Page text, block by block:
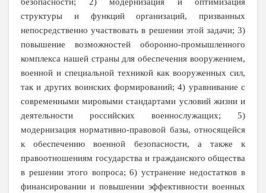
структуры и функций организаций, призванных
непосредственно участвовать в решении этой задачи; 3)
повышение возможностей оборонно-промышленного
комплекса нашей страны для обеспечения вооружением,
военной и специальной техникой как вооруженных сил,
так и других воинских формирований; 4) уравнивание с
современными мировыми стандартами условий жизни и
деятельности российских военнослужащих; 5)
модернизация нормативно-правовой базы, относящейся
к обеспечению военной безопасности, а также к
правоотношениям государства и гражданского общества
в решении этого вопроса; 6) устранение недостатков в
финансировании и повышении эффективности военных